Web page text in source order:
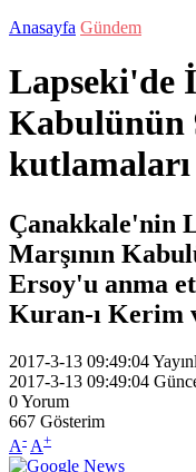
Anasayfa Gündem
Lapseki'de
Kabulünün
kutlamaları
Çanakkale'nin
Marşının
Ersoy'u anma
Kuran-ı Kerim
2017-3-13 09:49:04
2017-3-13 09:49:04
0Yorum
667 Gösterim
A- A+